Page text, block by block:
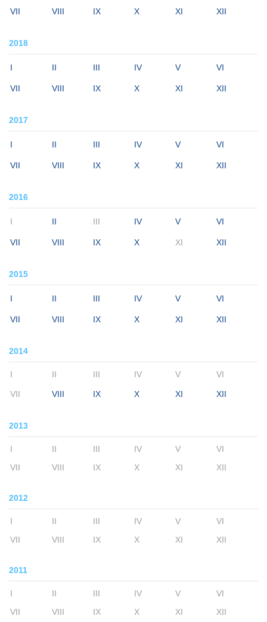
VII VIII IX X XI XII
2018
I II III IV V VI
VII VIII IX X XI XII
2017
I II III IV V VI
VII VIII IX X XI XII
2016
I II III IV V VI
VII VIII IX X XI XII
2015
I II III IV V VI
VII VIII IX X XI XII
2014
I II III IV V VI
VII VIII IX X XI XII
2013
I II III IV V
VI
VII
VIII IX X XI XII
2012
I II III IV V
VI
VII
VIII IX X XI XII
2011
I II III IV V
VI
VII
VIII IX X XI XII